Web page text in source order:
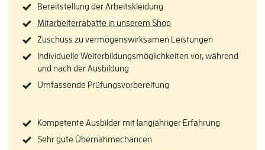
Bereitstellung der Arbeitskleidung
Mitarbeiterrabatte in unserem Shop
Zuschuss zu vermögenswirksamen Leistungen
Individuelle Weiterbildungsmöglichkeiten vor, während
und nach der Ausbildung
Umfassende Prüfungsvorbereitung
Kompetente Ausbilder mit langjähriger Erfahrung
Sehr gute Übernahmechancen